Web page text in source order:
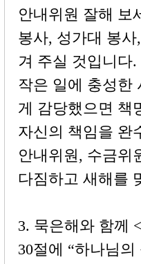
안내위원 잘해 보
봉사, 성가대 봉
겨 주실 것입니다
작은 일에 충성한
게 감당했으면 책
자신의 책임을 완
안내위원, 수금위
다짐하고 새해를
3. 묵은해와 함께
30절에 “하나님